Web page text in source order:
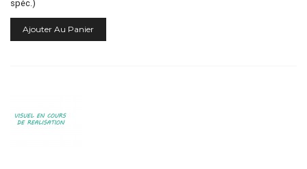
spéc.)
Ajouter Au Panier